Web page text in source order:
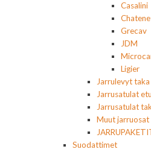
Casalini
Grecav
JDM
Ligier
Jarrulevyt taka
Jarrusatulat
Jarrusatulat
Muut jarruosat
Suodattimet